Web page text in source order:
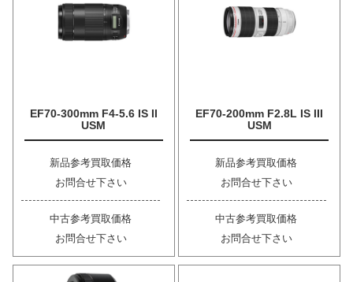
EF70-300mm F4-5.6 IS II
USM
新品参考買取価格
お問合せ下さい
中古参考買取価格
お問合せ下さい
EF70-200mm F2.8L IS III
USM
新品参考買取価格
お問合せ下さい
中古参考買取価格
お問合せ下さい